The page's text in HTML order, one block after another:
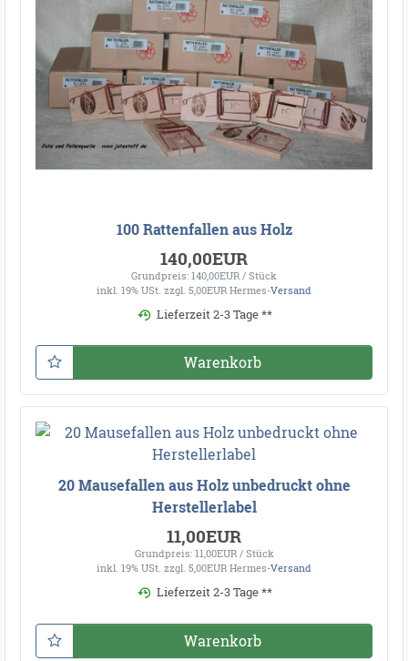
100 Rattenfallen aus Holz
140,00EUR
Grundpreis: 140,00EUR / Stück
inkl. 19% USt. zzgl. 5,00EUR Hermes-Versand
Lieferzeit 2-3 Tage **
Warenkorb
20 Mausefallen aus Holz unbedruckt ohne
Herstellerlabel
11,00EUR
Grundpreis: 11,00EUR / Stück
inkl. 19% USt. zzgl. 5,00EUR Hermes-Versand
Lieferzeit 2-3 Tage **
Warenkorb